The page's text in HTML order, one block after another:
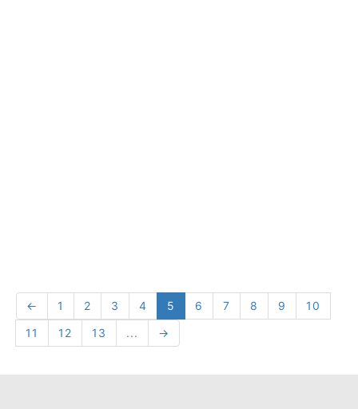
← 1 2 3 4 5 6 7 8 9
10
11
12 13 ... →